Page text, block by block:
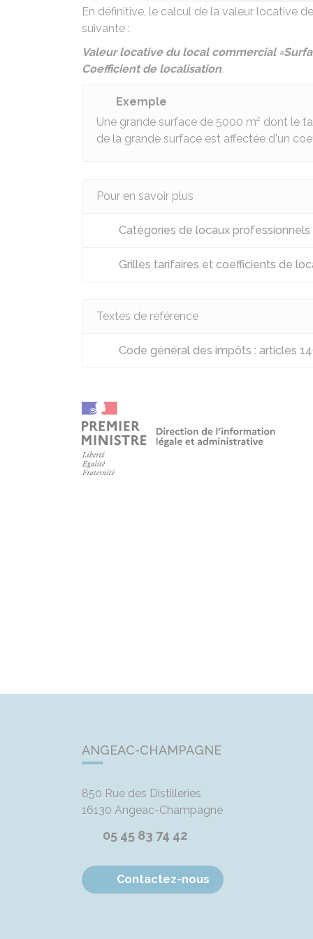
En définitive, le calcul de la valeur locative
suivante :
Valeur locative du local commercial =
Coefficient de localisation.
Exemple
Une grande surface de 5000 m² dont le
de la grande surface est affectée d'un
Pour en savoir plus
Catégories de locaux
Grilles tarifaires et coefficients de
Textes de référence
Code général des impôts : articles
ANGEAC-CHAMPAGNE
850 Rue des Distilleries
16130 Angeac-Champagne
05 45 83 74 42
Contactez-nous